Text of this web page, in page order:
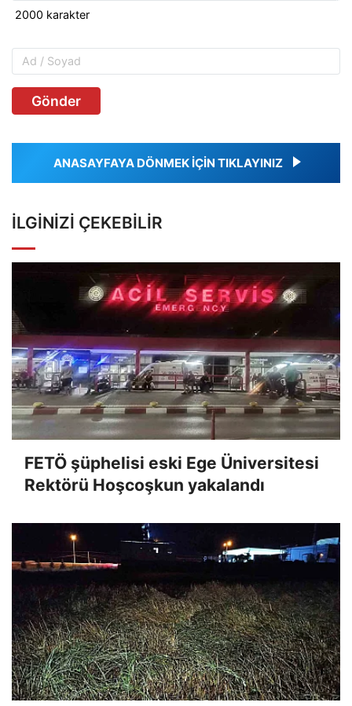
Gönder
ANASAYFAYA DÖNMEK İÇİN TIKLAYINIZ
İLGINIZI ÇEKEBILIR
FETÖ şüphelisi eski Ege Üniversitesi
Rektörü Hoşcoşkun yakalandı